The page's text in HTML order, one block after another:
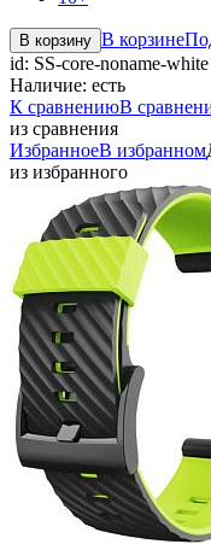
В корзину В корзине
id: SS-core-noname-white
Наличие: есть
К сравнениюВ
из сравнения
ИзбранноеВ избранном
из избранного